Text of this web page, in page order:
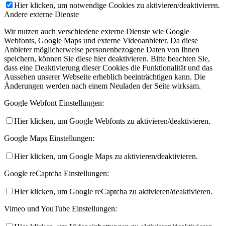
Hier klicken, um notwendige Cookies zu aktivieren/deaktivieren.
Andere externe Dienste
Wir nutzen auch verschiedene externe Dienste wie Google
Webfonts, Google Maps und externe Videoanbieter. Da diese
Anbieter möglicherweise personenbezogene Daten von Ihnen
speichern, können Sie diese hier deaktivieren. Bitte beachten Sie,
dass eine Deaktivierung dieser Cookies die Funktionalität und das
Aussehen unserer Webseite erheblich beeinträchtigen kann. Die
Änderungen werden nach einem Neuladen der Seite wirksam.
Google Webfont Einstellungen:
Hier klicken, um Google Webfonts zu aktivieren/deaktivieren.
Google Maps Einstellungen:
Hier klicken, um Google Maps zu aktivieren/deaktivieren.
Google reCaptcha Einstellungen:
Hier klicken, um Google reCaptcha zu aktivieren/deaktivieren.
Vimeo und YouTube Einstellungen: